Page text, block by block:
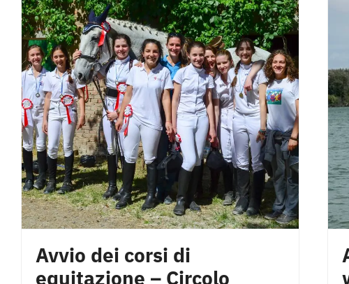
Avvio dei corsi di
equitazione – Circolo